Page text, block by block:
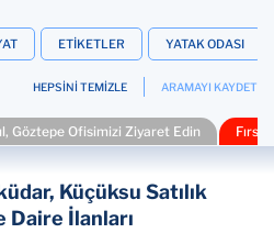
ETİKETLER YATAK ODASI
HEPSİNİ TEMİZLE ARAMAYI KAYDET
Göztepe Ofisimizi Ziyaret Edin
Küçüksu Satılık
Daire İlanları